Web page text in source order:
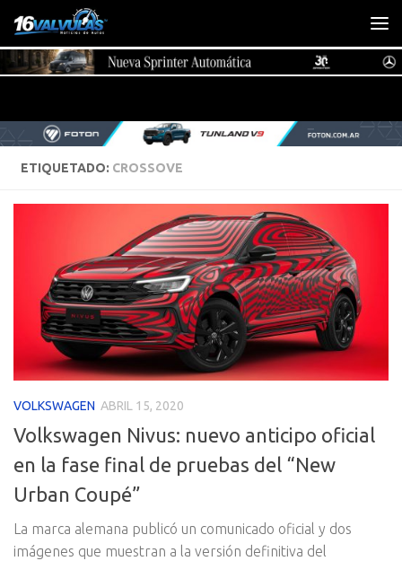
Saltar al contenido
ETIQUETADO: CROSSOVE
VOLKSWAGEN ABRIL 15, 2020
Volkswagen Nivus: nuevo anticipo oficial
en la fase final de pruebas del “New
Urban Coupé”
La marca alemana publicó un comunicado oficial y dos
imágenes que muestran a la versión definitiva del